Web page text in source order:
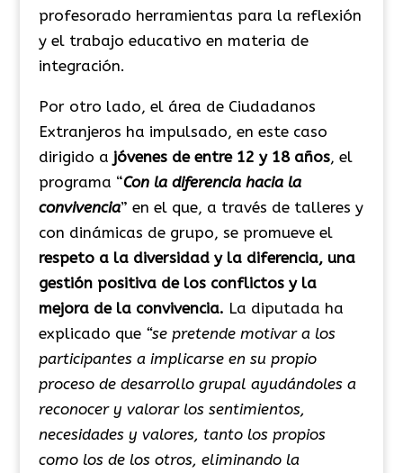
profesorado herramientas para la reflexión
y el trabajo educativo en materia de
integración.
Por otro lado, el área de Ciudadanos
Extranjeros ha impulsado, en este caso
dirigido a jóvenes de entre 12 y 18 años, el
programa “Con la diferencia hacia la
convivencia” en el que, a través de talleres y
con dinámicas de grupo, se promueve el
respeto a la diversidad y la diferencia, una
gestión positiva de los conflictos y la
mejora de la convivencia. La diputada ha
explicado que “se pretende motivar a los
participantes a implicarse en su propio
proceso de desarrollo grupal ayudándoles a
reconocer y valorar los sentimientos,
necesidades y valores, tanto los propios
como los de los otros, eliminando la